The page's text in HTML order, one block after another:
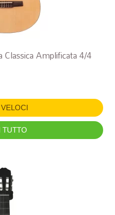
Amplificata 4/4
TUTTO